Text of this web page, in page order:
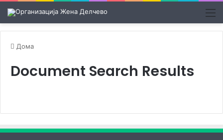
Дома
Document Search Results